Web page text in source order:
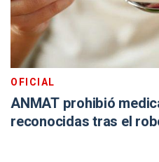
OFICIAL
ANMAT prohibió
reconocidas tras el